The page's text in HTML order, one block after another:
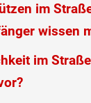
im
wissen
im